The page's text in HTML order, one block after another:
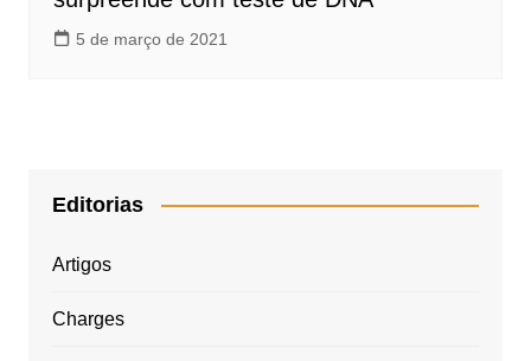
5 de março de 2021
Editorias
Artigos
Charges